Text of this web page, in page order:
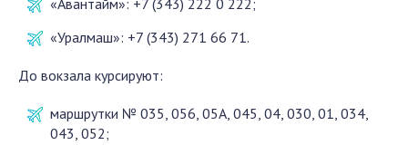
«Авантайм»: +7 (343) 222 0 222;
«Уралмаш»: +7 (343) 271 66 71.
До вокзала курсируют:
маршрутки № 035, 056, 05A, 045, 04, 030, 01, 034,
043, 052;